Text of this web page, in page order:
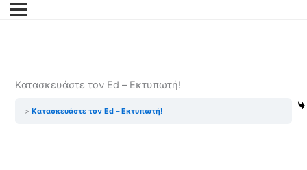
Κατασκευάστε τον Ed – Εκτυπωτή!
Κατασκευάστε τον Ed – Εκτυπωτή!